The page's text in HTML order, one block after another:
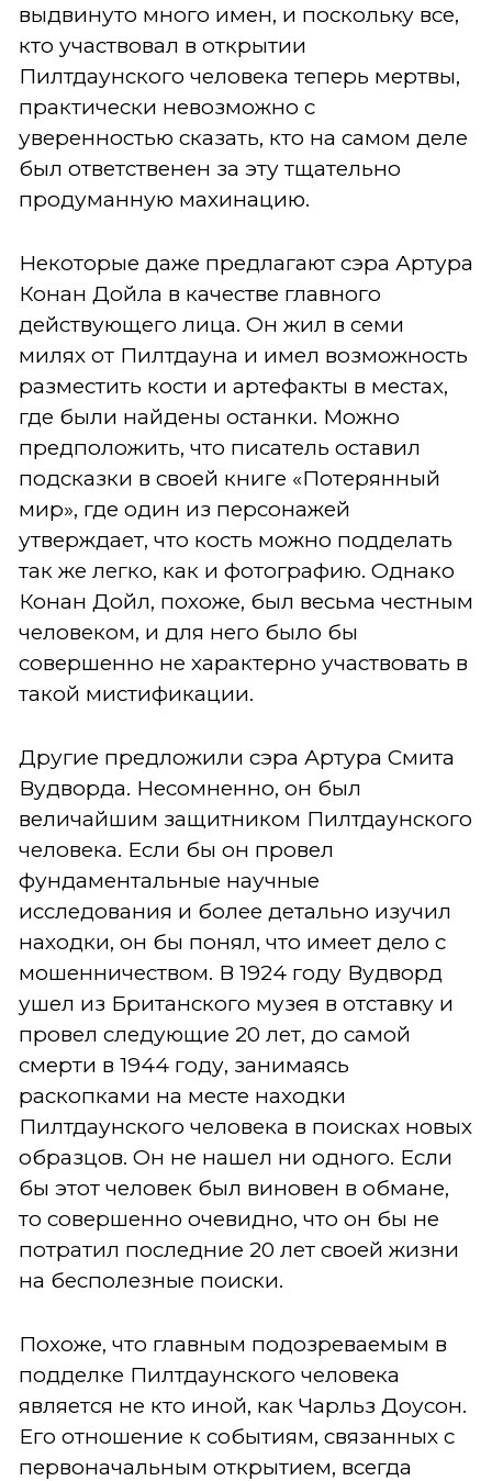
выдвинуто много имен, и поскольку все,
кто участвовал в открытии
Пилтдаунского человека теперь мертвы,
практически невозможно с
уверенностью сказать, кто на самом деле
был ответственен за эту тщательно
продуманную махинацию.
Некоторые даже предлагают сэра Артура
Конан Дойла в качестве главного
действующего лица. Он жил в семи
милях от Пилтдауна и имел возможность
разместить кости и артефакты в местах,
где были найдены останки. Можно
предположить, что писатель оставил
подсказки в своей книге «Потерянный
мир», где один из персонажей
утверждает, что кость можно подделать
так же легко, как и фотографию. Однако
Конан Дойл, похоже, был весьма честным
человеком, и для него было бы
совершенно не характерно участвовать в
такой мистификации.
Другие предложили сэра Артура Смита
Вудворда. Несомненно, он был
величайшим защитником Пилтдаунского
человека. Если бы он провел
фундаментальные научные
исследования и более детально изучил
находки, он бы понял, что имеет дело с
мошенничеством. В 1924 году Вудворд
ушел из Британского музея в отставку и
провел следующие 20 лет, до самой
смерти в 1944 году, занимаясь
раскопками на месте находки
Пилтдаунского человека в поисках новых
образцов. Он не нашел ни одного. Если
бы этот человек был виновен в обмане,
то совершенно очевидно, что он бы не
потратил последние 20 лет своей жизни
на бесполезные поиски.
Похоже, что главным подозреваемым в
подделке Пилтдаунского человека
является не кто иной, как Чарльз Доусон.
Его отношение к событиям, связанных с
первоначальным открытием, всегда